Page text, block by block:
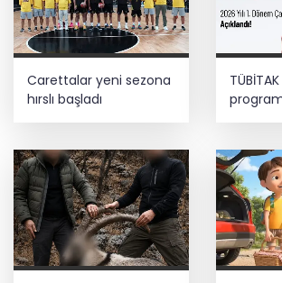
Carettalar yeni sezona
hırslı başladı